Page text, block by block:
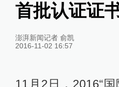
首批认证证
澎湃新闻记者 俞凯
2016-11-02 16:57
11月2日，2016“